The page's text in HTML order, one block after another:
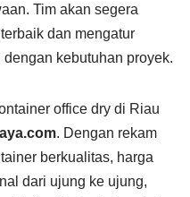
Tim akan segera
dan mengatur
kebutuhan proyek.
office dry di Riau
. Dengan rekam
berkualitas, harga
dari ujung ke ujung,